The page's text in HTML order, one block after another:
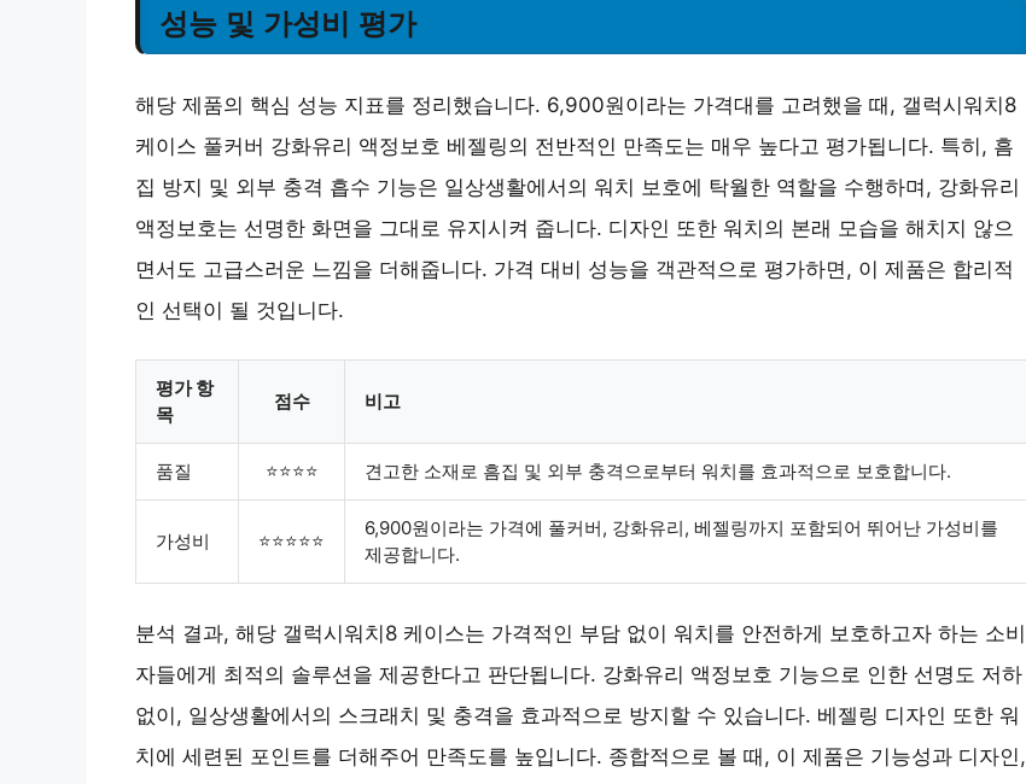
성능 및 가성비 평가
해당 제품의 핵심 성능 지표를 정리했습니다. 6,900원이라는 가격대를 고려했을 때, 갤럭시워치8
케이스 풀커버 강화유리 액정보호 베젤링의 전반적인 만족도는 매우 높다고 평가됩니다. 특히, 흠
집 방지 및 외부 충격 흡수 기능은 일상생활에서의 워치 보호에 탁월한 역할을 수행하며, 강화유리
액정보호는 선명한 화면을 그대로 유지시켜 줍니다. 디자인 또한 워치의 본래 모습을 해치지 않으
면서도 고급스러운 느낌을 더해줍니다. 가격 대비 성능을 객관적으로 평가하면, 이 제품은 합리적
인 선택이 될 것입니다.
평가 항
목
점수 비고
품질 ⭐⭐⭐⭐ 견고한 소재로 흠집 및 외부 충격으로부터 워치를 효과적으로 보호합니다.
가성비 ⭐⭐⭐⭐⭐
6,900원이라는 가격에 풀커버, 강화유리, 베젤링까지 포함되어 뛰어난 가성비를
제공합니다.
분석 결과, 해당 갤럭시워치8 케이스는 가격적인 부담 없이 워치를 안전하게 보호하고자 하는 소비
자들에게 최적의 솔루션을 제공한다고 판단됩니다. 강화유리 액정보호 기능으로 인한 선명도 저하
없이, 일상생활에서의 스크래치 및 충격을 효과적으로 방지할 수 있습니다. 베젤링 디자인 또한 워
치에 세련된 포인트를 더해주어 만족도를 높입니다. 종합적으로 볼 때, 이 제품은 기능성과 디자인,